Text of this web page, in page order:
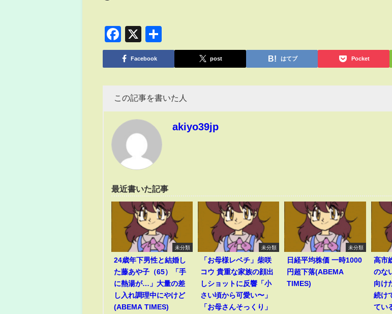
Facebook
X
有
Facebook post はてブ Pocket
この記事を書いた人
akiyo39jp
最近書いた記事
未分類
24歳年下男性と結婚し
た藤あや子（65）「手
に熱湯が…」大量の差
し入れ調理中にやけど
(ABEMA TIMES)
未分類
「お母様レベチ」柴咲
コウ 貴重な家族の顔出
しショットに反響「小
さい頃から可愛い〜」
「お母さんそっくり」
未分類
日経平均株価 一時1000
円超下落(ABEMA
TIMES)
高市
のな
向け
続け
てい